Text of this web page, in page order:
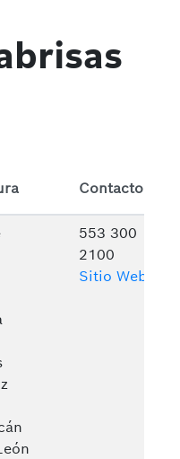
Contacto
553 300
2100
Sitio Web